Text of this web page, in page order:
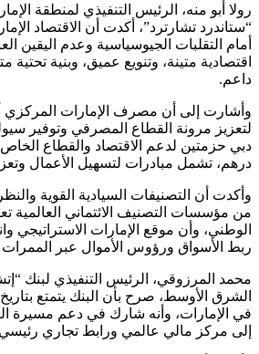
رولا أبو منه، الرئيس التنفيذي لمنطقة
“ستاندرد تشارترد”، أكدت أن الاقتصاد
أمام التقلبات الجيوسياسية وعدم اليقين
اقتصادية متينة، وتنويع عميق، وبنية
داعم.
وأشارت إلى أن مصرف الإمارات المركزي
لتعزيز مرونة القطاع المصرفي وتوفير
درهم، تشمل مبادرات لتسهيل الأعمال
وأكدت أن التصنيفات السيادية القوية
من مؤسسات التصنيف الائتماني العالمية
الوطني، وأن موقع الإمارات الاستراتيجي
ربط الأسواق ورؤوس الأموال عبر الممرات
محمد المرزوقي، الرئيس التنفيذي
الشرق الأوسط، صرح بأن البنك يتمتع
في الإمارات، وأنه شارك في دعم مسيرة
إلى مركز مالي عالمي ورابط تجاري